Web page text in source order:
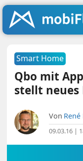
Smart Home
Qbo mit
stellt neues
Von René
09.03.16 |